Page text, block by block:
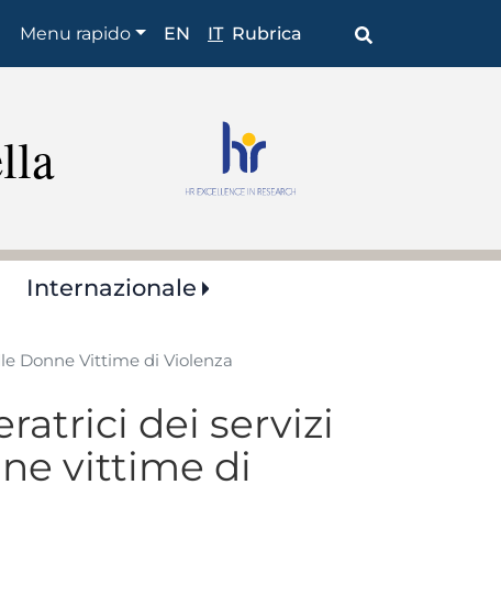
Shortcuts
Menu rapido EN IT Rubrica
Internazionale
Donne Vittime di Violenza
dei servizi
vittime di